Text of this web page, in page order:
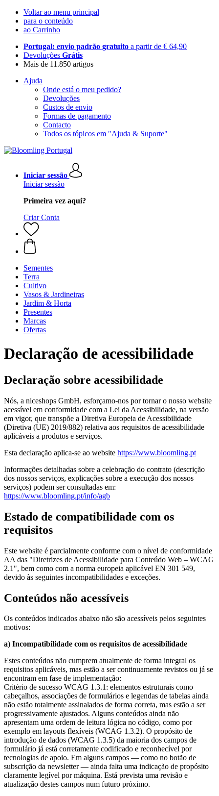
Voltar ao menu principal
para o conteúdo
ao Carrinho
Portugal: envio padrão gratuito a partir de € 64,90
Devoluções Grátis
Mais de 11.850 artigos
Ajuda
Onde está o meu pedido?
Devoluções
Custos de envio
Formas de pagamento
Contacto
Todos os tópicos em "Ajuda & Suporte"
Iniciar sessão
Iniciar sessão
Primeira vez aqui?
Criar Conta
Sementes
Terra
Cultivo
Vasos & Jardineiras
Jardim & Horta
Presentes
Marcas
Ofertas
Declaração de acessibilidade
Declaração sobre acessibilidade
Nós, a niceshops GmbH, esforçamo-nos por tornar o nosso website
acessível em conformidade com a Lei da Acessibilidade, na versão
em vigor, que transpõe a Diretiva Europeia de Acessibilidade
(Diretiva (UE) 2019/882) relativa aos requisitos de acessibilidade
aplicáveis a produtos e serviços.
Esta declaração aplica-se ao website https://www.bloomling.pt
Informações detalhadas sobre a celebração do contrato (descrição
dos nossos serviços, explicações sobre a execução dos nossos
serviços) podem ser consultadas em:
https://www.bloomling.pt/info/agb
Estado de compatibilidade com os
requisitos
Este website é parcialmente conforme com o nível de conformidade
AA das "Diretrizes de Acessibilidade para Conteúdo Web – WCAG
2.1", bem como com a norma europeia aplicável EN 301 549,
devido às seguintes incompatibilidades e exceções.
Conteúdos não acessíveis
Os conteúdos indicados abaixo não são acessíveis pelos seguintes
motivos:
a) Incompatibilidade com os requisitos de acessibilidade
Estes conteúdos não cumprem atualmente de forma integral os
requisitos aplicáveis, mas estão a ser continuamente revistos ou já se
encontram em fase de implementação:
Critério de sucesso WCAG 1.3.1: elementos estruturais como
cabeçalhos, associações de formulários e legendas de tabelas ainda
não estão totalmente assinalados de forma correta, mas estão a ser
progressivamente ajustados. Alguns conteúdos ainda não
apresentam uma ordem de leitura lógica no código, como por
exemplo em layouts flexíveis (WCAG 1.3.2). O propósito de
introdução de dados (WCAG 1.3.5) da maioria dos campos de
formulário já está corretamente codificado e reconhecível por
tecnologias de apoio. Em alguns campos — como no botão de
subscrição da newsletter — ainda falta uma indicação de propósito
claramente legível por máquina. Está prevista uma revisão e
atualização destes campos num futuro próximo.